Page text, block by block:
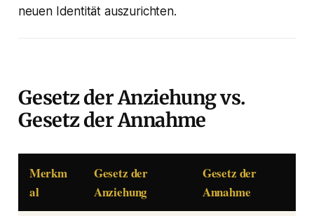
neuen Identität auszurichten.
Gesetz der Anziehung vs.
Gesetz der Annahme
Merkm
al
Gesetz der
Anziehung
Gesetz der
Annahme